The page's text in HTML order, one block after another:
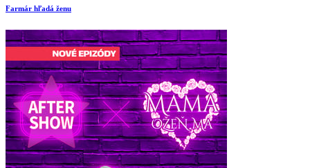
Farmár hľadá ženu